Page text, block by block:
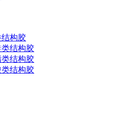
构胶
结构胶
结构胶
结构胶